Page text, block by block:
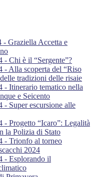
- Graziella Accetta e
- Chi è il “Sergente”?
- Alla scoperta del “Riso
tradizioni delle risaie
- Itinerario tematico nella
e Seicento
- Super escursione alle
- Progetto “Icaro”: Legalità
la Polizia di Stato
- Trionfo al torneo
2024
- Esplorando il